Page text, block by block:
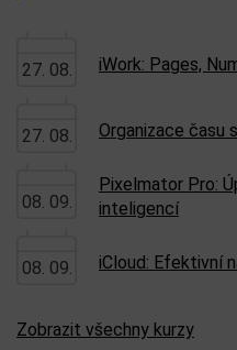
27. 08. iWork: Pages,
27. 08. Organizace času
08. 09.
Pixelmator Pro:
inteligencí
08. 09. iCloud: Efektivní
Zobrazit všechny kurzy